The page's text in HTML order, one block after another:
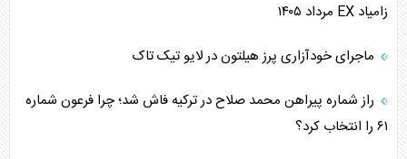
چرا کویت به دنبال شریک امنیتی جدید است؟
اعتراف غرب به قدرت ایران در تثبیت معادلات
خطای راهبردی ترامپ مقابل برزیل
زامیاد EX مرداد ۱۴۰۵
ماجرای خودآزاری پرز هیلتون در لایو تیک تاک
راز شماره پیراهن محمد صلاح در ترکیه فاش شد؛ چرا فرعون شماره
۶۱ را انتخاب کرد؟